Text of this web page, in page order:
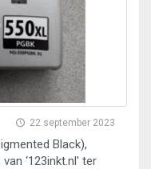
22 september 2023
Black),
‘123inkt.nl' ter